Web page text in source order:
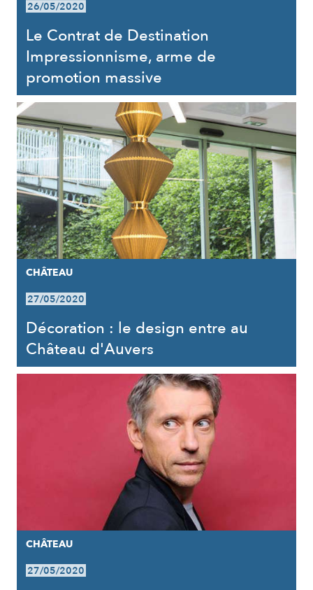
26/05/2020
Le Contrat de Destination
Impressionnisme, arme de
promotion massive
CHÂTEAU
27/05/2020
Décoration : le design entre au
Château d'Auvers
CHÂTEAU
27/05/2020